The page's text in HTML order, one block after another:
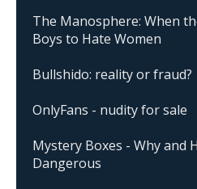
The Manosphere: When
Boys to Hate Women
Bullshido: reality or fraud?
OnlyFans - nudity for sale
Mystery Boxes - Why and
Dangerous